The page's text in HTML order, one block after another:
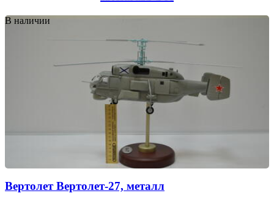
В наличии
Вертолет Вертолет-27, металл